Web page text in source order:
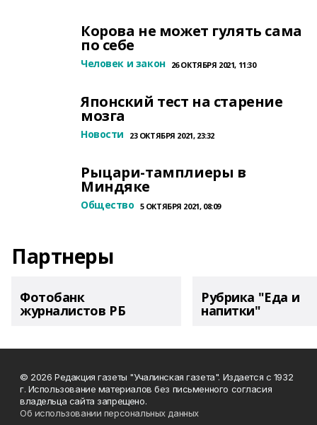
Корова не может гулять сама
по себе
Человек и закон 26 ОКТЯБРЯ 2021, 11:30
Японский тест на старение
мозга
Новости 23 ОКТЯБРЯ 2021, 23:32
Рыцари-тамплиеры в
Миндяке
Общество 5 ОКТЯБРЯ 2021, 08:09
Партнеры
Фотобанк
журналистов РБ
Рубрика "Еда и
напитки"
© 2026 Редакция газеты "Учалинская газета". Издается с 1932
г. Использование материалов без письменного согласия
владельца сайта запрещено.
Об использовании персональных данных